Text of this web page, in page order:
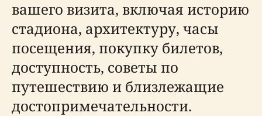
вашего визита, включая историю
стадиона, архитектуру, часы
посещения, покупку билетов,
доступность, советы по
путешествию и близлежащие
достопримечательности.